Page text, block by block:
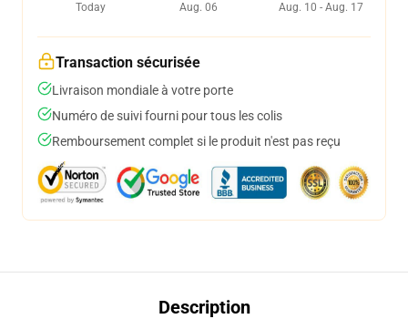
Today
Aug. 06
Aug. 10 - Aug. 17
Transaction sécurisée
Livraison mondiale à votre porte
Numéro de suivi fourni pour tous les colis
Remboursement complet si le produit n'est pas reçu
Description